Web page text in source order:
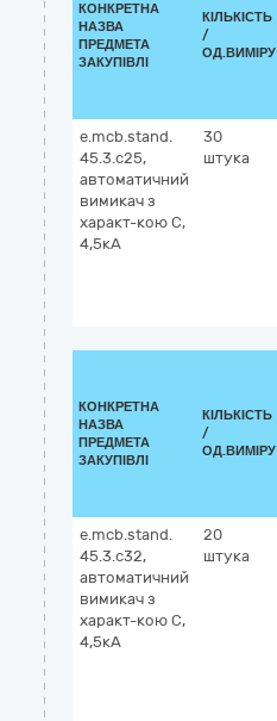
КОНКРЕТНА
НАЗВА
ПРЕДМЕТА
ЗАКУПІВЛІ
КІЛЬКІСТЬ
/
ОД.ВИМІРУ
e.mcb.stand.
45.3.c25,
автоматичний
вимикач з
характ-кою С,
4,5кА
30
штука
КОНКРЕТНА
НАЗВА
ПРЕДМЕТА
ЗАКУПІВЛІ
КІЛЬКІСТЬ
/
ОД.ВИМІРУ
e.mcb.stand.
45.3.c32,
автоматичний
вимикач з
характ-кою С,
4,5кА
20
штука